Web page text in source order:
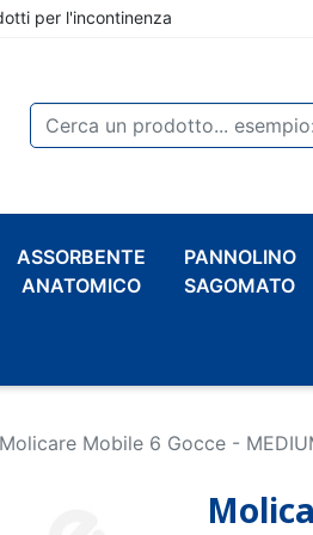
per l'incontinenza
ASSORBENTE
ANATOMICO
PANNOLINO
SAGOMATO
Molicare Mobile 6 Gocce -